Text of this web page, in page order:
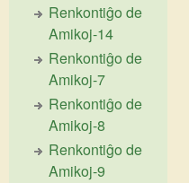
Renkontiĝo de
Amikoj-14
Renkontiĝo de
Amikoj-7
Renkontiĝo de
Amikoj-8
Renkontiĝo de
Amikoj-9